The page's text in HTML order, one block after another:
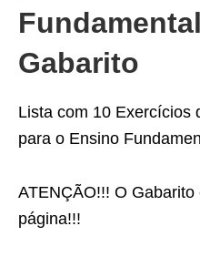
Gabarito
Lista com 10 Exercícios
para o Ensino
ATENÇÃO!!! O
página!!!